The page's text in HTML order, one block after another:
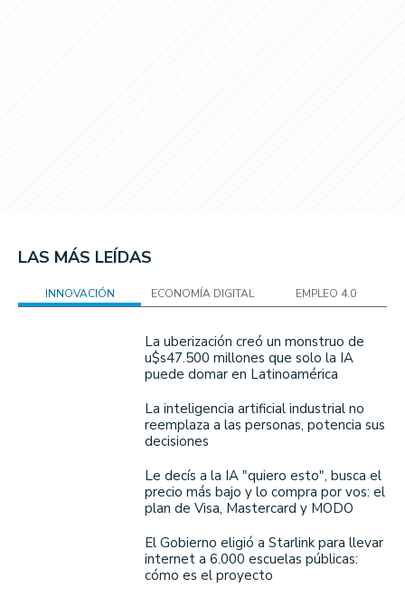
LAS MÁS LEÍDAS
INNOVACIÓN ECONOMÍA DIGITAL EMPLEO 4.0
La uberización creó un monstruo de
u$s47.500 millones que solo la IA
puede domar en Latinoamérica
La inteligencia artificial industrial no
reemplaza a las personas, potencia sus
decisiones
Le decís a la IA "quiero esto", busca el
precio más bajo y lo compra por vos: el
plan de Visa, Mastercard y MODO
El Gobierno eligió a Starlink para llevar
internet a 6.000 escuelas públicas:
cómo es el proyecto